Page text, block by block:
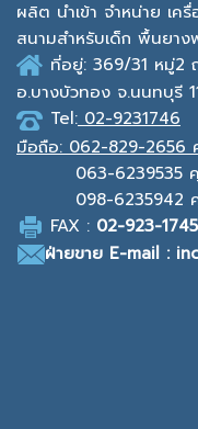
ผลิต นำเข้า จำหน่าย เค
สนามสำหรับเด็ก พื้นยาง
ที่อยู่: 369/31 หมู่2
อ.บางบัวทอง จ.นนทบุรี
Tel: 02-9231746
มือถือ: 062-829-2656
063-6239535
098-6235942
FAX : 02-923-1745
ฝ่ายขาย E-mail :